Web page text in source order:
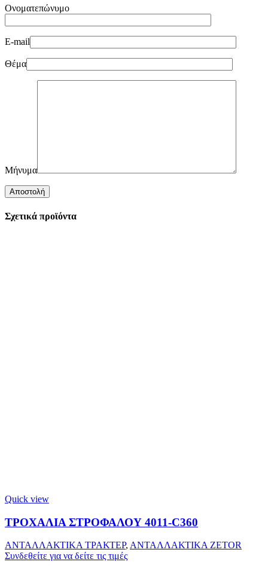
Ονοματεπώνυμο
E-mail
Θέμα
Μήνυμα
Σχετικά προϊόντα
Quick view
ΤΡΟΧΑΛΙΑ ΣΤΡΟΦΑΛΟΥ 4011-C360
ΑΝΤΑΛΛΑΚΤΙΚΑ ΤΡΑΚΤΕΡ, ΑΝΤΑΛΛΑΚΤΙΚΑ ZETOR
Συνδεθείτε για να δείτε τις τιμές